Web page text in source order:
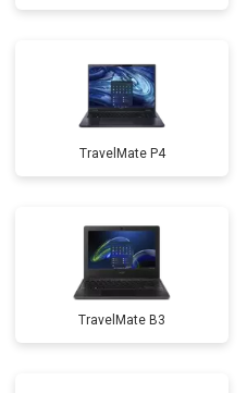
TravelMate P4
TravelMate B3